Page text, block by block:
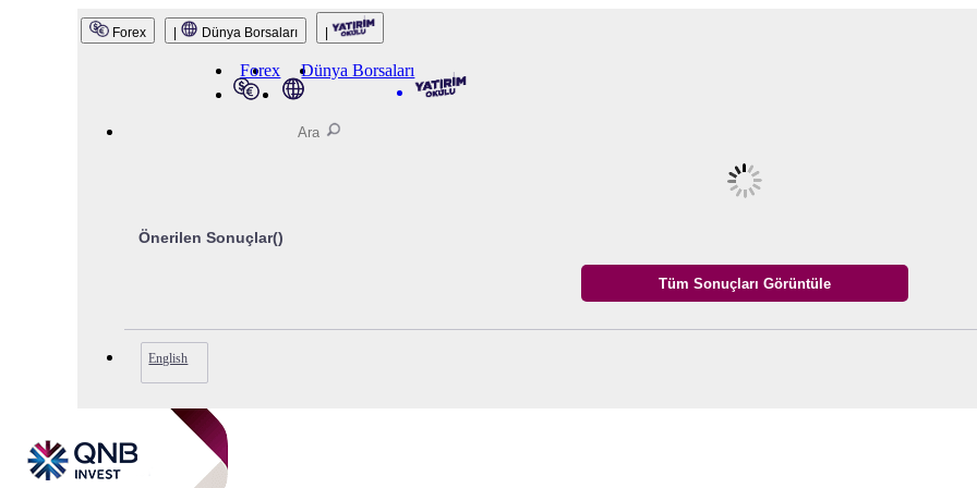
QNB Invest
Forex Dünya Borsaları
Forex Dünya Borsaları
Önerilen Sonuçlar()
English